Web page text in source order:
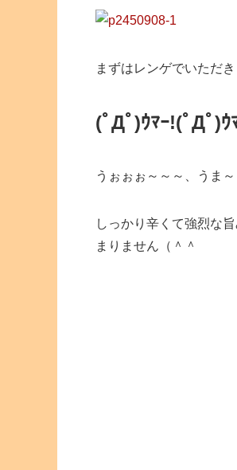
まずはレンゲでいただき
(ﾟДﾟ)ｳﾏｰ!(ﾟДﾟ)ｳ
うぉぉぉ～～～、うま～
しっかり辛くて強烈な
まりません（＾＾